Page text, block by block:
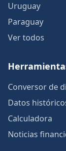
Uruguay
Paraguay
Ver todos
Conversor de
Datos
Calculadora
Noticias